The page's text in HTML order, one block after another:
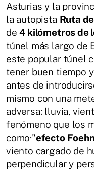
Asturias y la
la autopista Ruta
de4 kilómetros de
túnel más largo de
este popular túnel
tener buen tiempo
antes de
mismo con una
adversa: lluvia,
fenómeno que los
como·"efecto
viento cargado de
perpendicular y